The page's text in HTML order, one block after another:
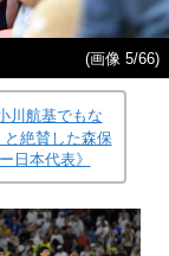
(画像 5/66)
川航基でもな
絶賛した森保
日本代表》